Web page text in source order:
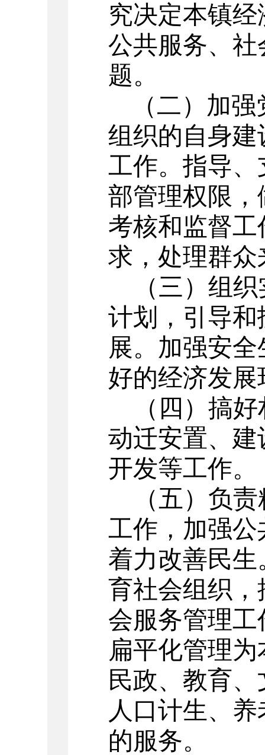
究决定本镇
公共服务、
题。
（二）加
组织的自身
工作。指导
部管理权限
考核和监督
求，处理群
（三）组
计划，引导
展。加强安
好的经济发展
（四）搞
动迁安置、
开发等工作。
（五）负
工作，加强公
着力改善民
育社会组织
会服务管理
扁平化管理
民政、教育
人口计生、
的服务。